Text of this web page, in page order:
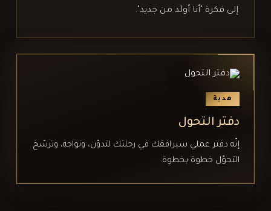
إلى فكرة "أنا أولَد من جديد".
هدية
دفتر التحول
إنّه دفتر عملي سيرافقك في رحلتك لتدوّن، وتواجه، وترسّخ
التحوّل خطوة بخطوة.